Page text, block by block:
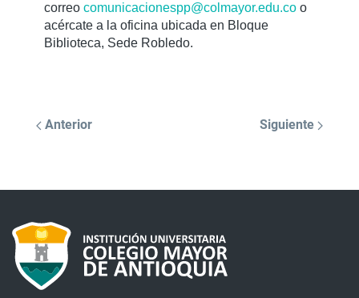
correo comunicacionespp@colmayor.edu.co o
acércate a la oficina ubicada en Bloque
Biblioteca, Sede Robledo.
Anterior Siguiente